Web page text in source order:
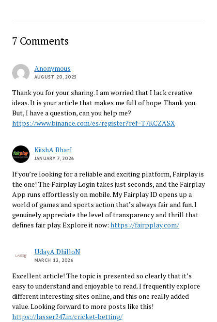
7 Comments
Anonymous
AUGUST 20, 2025
Thank you for your sharing. I am worried that I lack creative
ideas. It is your article that makes me full of hope. Thank you.
But, I have a question, can you help me?
https://www.binance.com/es/register?ref=T7KCZASX
KiishA BharI
JANUARY 7, 2026
If you’re looking for a reliable and exciting platform, Fairplay is
the one! The Fairplay Login takes just seconds, and the Fairplay
App runs effortlessly on mobile. My Fairplay ID opens up a
world of games and sports action that’s always fair and fun. I
genuinely appreciate the level of transparency and thrill that
defines fair play. Explore it now: https://fairpplay.com/
UdayA DhilloN
MARCH 12, 2026
Excellent article! The topic is presented so clearly that it’s
easy to understand and enjoyable to read. I frequently explore
different interesting sites online, and this one really added
value. Looking forward to more posts like this!
https://lasser247.in/cricket-betting/